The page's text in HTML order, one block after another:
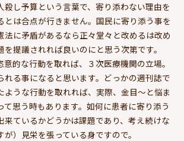
殺し予算という言葉で、寄り添わない理由を
とは合点が行きません。国民に寄り添う事を
法に矛盾があるなら正々堂々と改めるは改め
提議されれば良いのにと思う次第です。
的な行動を取れば、３次医療機関の立場。
れる事になると思います。どっかの週刊誌で
ような行動を取れれば、実際、金目～と悩ま
て思う時もあります。如何に患者に寄り添う
来ているかどうかは課題であり、考え続けな
）見栄を張っている身ですので。